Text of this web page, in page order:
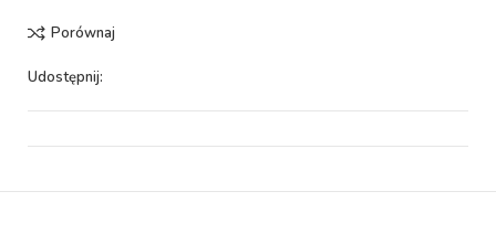
Porównaj
Udostępnij: